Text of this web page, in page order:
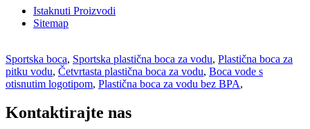
Istaknuti Proizvodi
Sitemap
Sportska boca, Sportska plastična boca za vodu, Plastična boca za
pitku vodu, Četvrtasta plastična boca za vodu, Boca vode s
otisnutim logotipom, Plastična boca za vodu bez BPA,
Kontaktirajte nas